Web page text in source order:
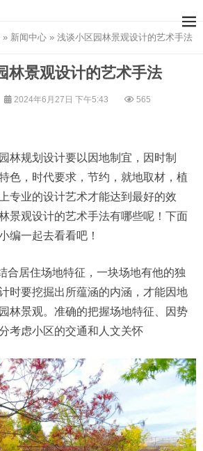
» 新闻中心 » 浅谈小区园林景观设计的艺术手法
林景观设计的艺术手法
2024年6月27日 下午5:43 565
林规划设计要以因地制宜，因时制
色，时代要求，节约，就地取材，植
专业的设计艺术才能达到最好的效
景观设计的艺术手法有哪些呢！下面
编一起去看看吧！
居住场地特征，一块场地有他的独
时要挖掘出所蕴涵的内涵，才能因地
林景观。准确的把握场地特征、因势
考虑小区的交通和人文关怀